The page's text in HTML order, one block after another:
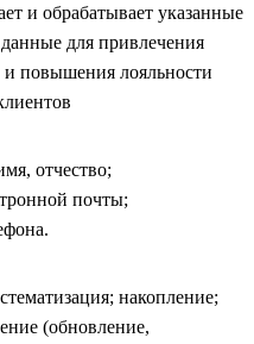
и обрабатывает указанные
для привлечения
повышения лояльности
отчество;
почты;
накопление;
(обновление,